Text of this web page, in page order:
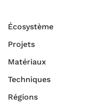
Écosystème
Projets
Matériaux
Techniques
Régions